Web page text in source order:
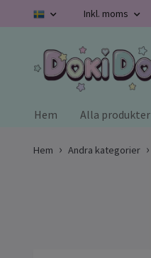
Inkl. moms
Hem Alla produkter
Hem Andra kategorier